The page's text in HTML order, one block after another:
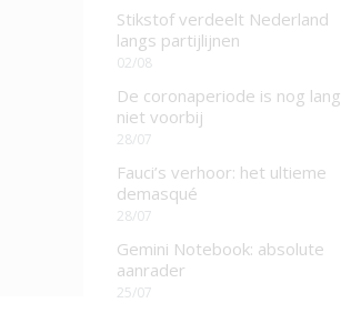
Stikstof verdeelt Nederland
langs partijlijnen
02/08
De coronaperiode is nog lang
niet voorbij
28/07
Fauci’s verhoor: het ultieme
demasqué
28/07
Gemini Notebook: absolute
aanrader
25/07